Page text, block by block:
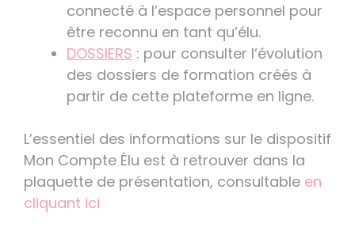
connecté à l’espace personnel pour
être reconnu en tant qu’élu.
DOSSIERS : pour consulter l’évolution
des dossiers de formation créés à
partir de cette plateforme en ligne.
L’essentiel des informations sur le dispositif
Mon Compte Élu est à retrouver dans la
plaquette de présentation, consultable en
cliquant ici